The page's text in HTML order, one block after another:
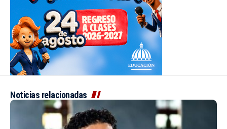
Noticias relacionadas